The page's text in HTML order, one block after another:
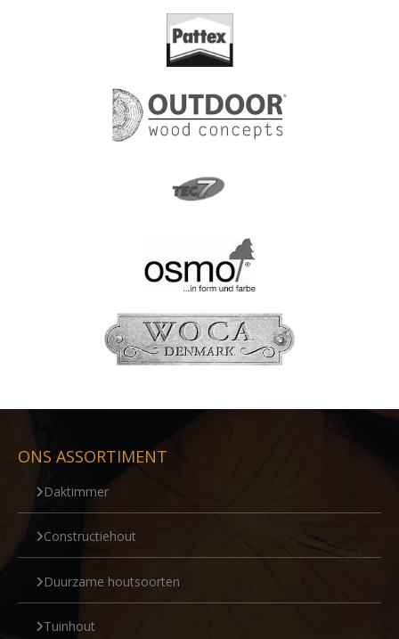
ONS ASSORTIMENT
Daktimmer
Constructiehout
Duurzame houtsoorten
Tuinhout